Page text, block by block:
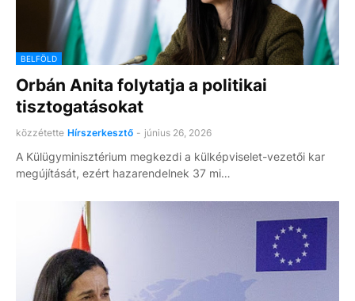
BELFÖLD
Orbán Anita folytatja a politikai
tisztogatásokat
közzétette Hírszerkesztő - június 26, 2026
A Külügyminisztérium megkezdi a külképviselet-vezetői kar
megújítását, ezért hazarendelnek 37 mi…